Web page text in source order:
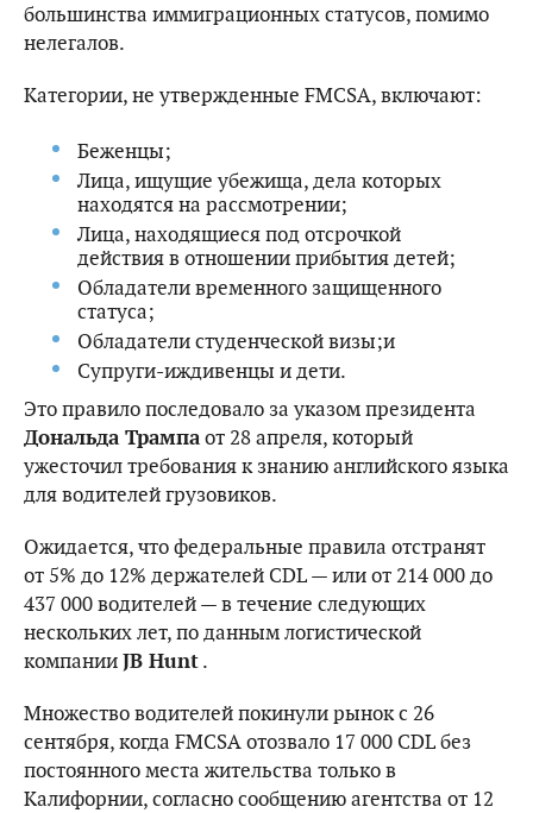
большинства иммиграционных статусов, помимо
нелегалов.
Категории, не утвержденные FMCSA, включают:
Беженцы;
Лица, ищущие убежища, дела которых
находятся на рассмотрении;
Лица, находящиеся под отсрочкой
действия в отношении прибытия детей;
Обладатели временного защищенного
статуса;
Обладатели студенческой визы;и
Супруги-иждивенцы и дети.
Это правило последовало за указом президента
Дональда Трампаот 28 апреля, который
ужесточил требования к знанию английского языка
для водителей грузовиков.
Ожидается, что федеральные правила отстранят
от 5% до 12% держателей CDL — или от 214 000 до
437 000 водителей — в течение следующих
нескольких лет, по данным логистической
компанииJB Hunt.
Множество водителей покинули рынок с 26
сентября, когда FMCSA отозвало 17 000 CDL без
постоянного места жительства только в
Калифорнии, согласно сообщению агентства от 12